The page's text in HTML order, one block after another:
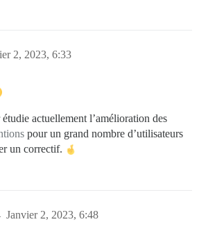
2, 2023, 6:33
actuellement l’amélioration des
pour un grand nombre d’utilisateurs
un correctif.
Janvier 2, 2023, 6:48